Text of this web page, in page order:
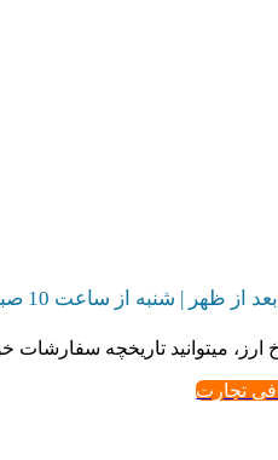
میتوانید تاریخچه سفارشات
تجارت